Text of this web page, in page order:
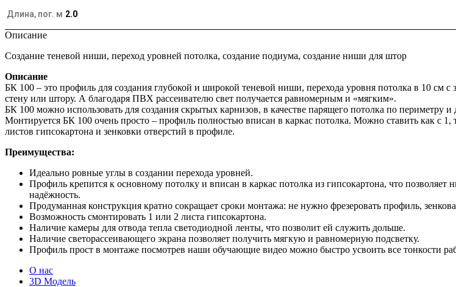
Длина, пог. м 2.0
Описание
Создание теневой ниши, переход уровней потолка, создание подиума, создание ниши для штор
Описание
БК 100 – это профиль для создания глубокой и широкой теневой ниши, перехода уровня потолка в 10 см
стену или штору. А благодаря ПВХ рассеивателю свет получается равномерным и «мягким».
БК 100 можно использовать для создания скрытых карнизов, в качестве парящего потолка по периметру
Монтируется БК 100 очень просто – профиль полностью вписан в каркас потолка. Можно ставить как с
листов гипсокартона и зенковки отверстий в профиле.
Преимущества:
Идеально ровные углы в создании перехода уровней.
Профиль крепится к основному потолку и вписан в каркас потолка из гипсокартона, что позволяет
надёжность.
Продуманная конструкция кратно сокращает сроки монтажа: не нужно фрезеровать профиль,
Возможность смонтировать 1 или 2 листа гипсокартона.
Наличие камеры для отвода тепла светодиодной ленты, что позволит ей служить дольше.
Наличие светорассеивающего экрана позволяет получить мягкую и равномерную подсветку.
Профиль прост в монтаже посмотрев наши обучающие видео можно быстро усвоить все тонкости
О нас
3D Модель